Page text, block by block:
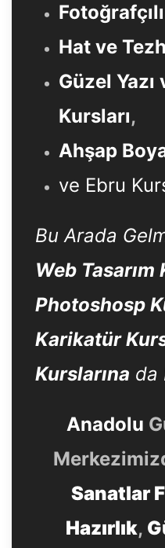
Hat ve
Güzel
Kursları,
Ahşap
ve Ebru
Bu Arada
Web Tasarım
Photoshosp
Karikatür
Kurslarına da
Anadolu
Sanatlar
Hazırlık,